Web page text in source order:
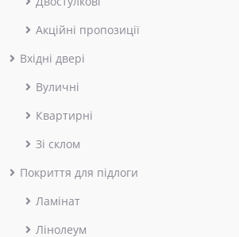
Акційні пропозиції
Вхідні двері
Вуличні
Квартирні
Зі склом
Покриття для підлоги
Ламінат
Лінолеум